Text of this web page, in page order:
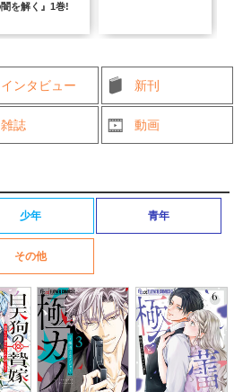
インタビュー 新刊
雑誌 動画
少年 青年
その他